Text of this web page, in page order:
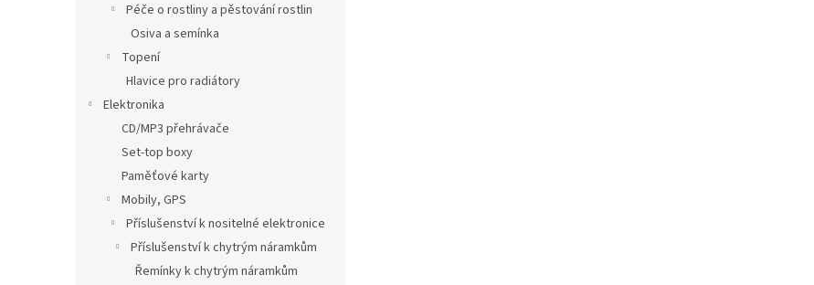
Péče o rostliny a pěstování rostlin
Osiva a semínka
Topení
Hlavice pro radiátory
Elektronika
CD/MP3 přehrávače
Set-top boxy
Paměťové karty
Mobily, GPS
Příslušenství k nositelné elektronice
Příslušenství k chytrým náramkům
Řemínky k chytrým náramkům